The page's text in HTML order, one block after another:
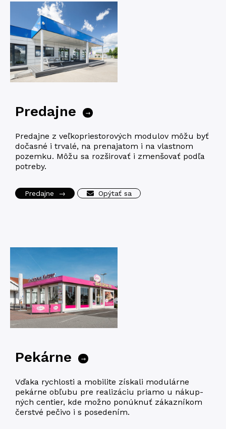
Predajne →
Predaj­ne z veľko­priesto­ro­vých modu­lov môžu byť
dočas­né i trva­lé, na pre­na­ja­tom i na vlast­nom
pozemku. Môžu sa roz­ši­ro­vať i zmen­šo­vať podľa
potreby.
Predajne → Opýtať sa
Pekárne →
Vďaka rych­los­ti a mobi­li­te zís­ka­li modu­lár­ne
pekár­ne obľu­bu pre rea­li­zá­ciu priamo u nákup­
ných cen­tier, kde možno ponúknuť zákaz­ní­kom
čer­stvé peči­vo i s posedením.